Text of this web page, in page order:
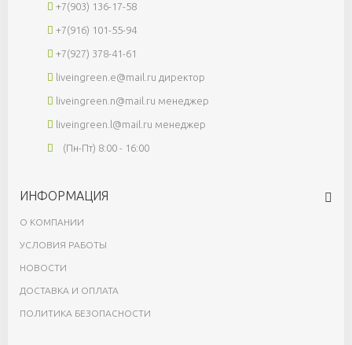
+7(903) 136-17-58
+7(916) 101-55-94
+7(927) 378-41-61
liveingreen.e@mail.ru директор
liveingreen.n@mail.ru менеджер
liveingreen.l@mail.ru менеджер
(Пн-Пт) 8:00 - 16:00
ИНФОРМАЦИЯ
О КОМПАНИИ
УСЛОВИЯ РАБОТЫ
НОВОСТИ
ДОСТАВКА И ОПЛАТА
ПОЛИТИКА БЕЗОПАСНОСТИ